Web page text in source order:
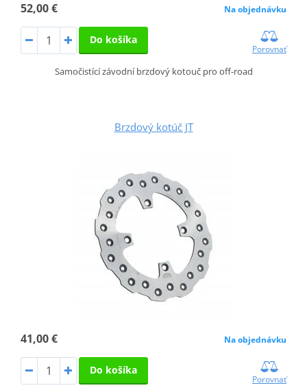
52,00 € Na objednávku
Do košíka
Porovnať
Samočistící závodní brzdový kotouč pro off-road
Brzdový kotúč JT
41,00 € Na objednávku
Do košíka
Porovnať